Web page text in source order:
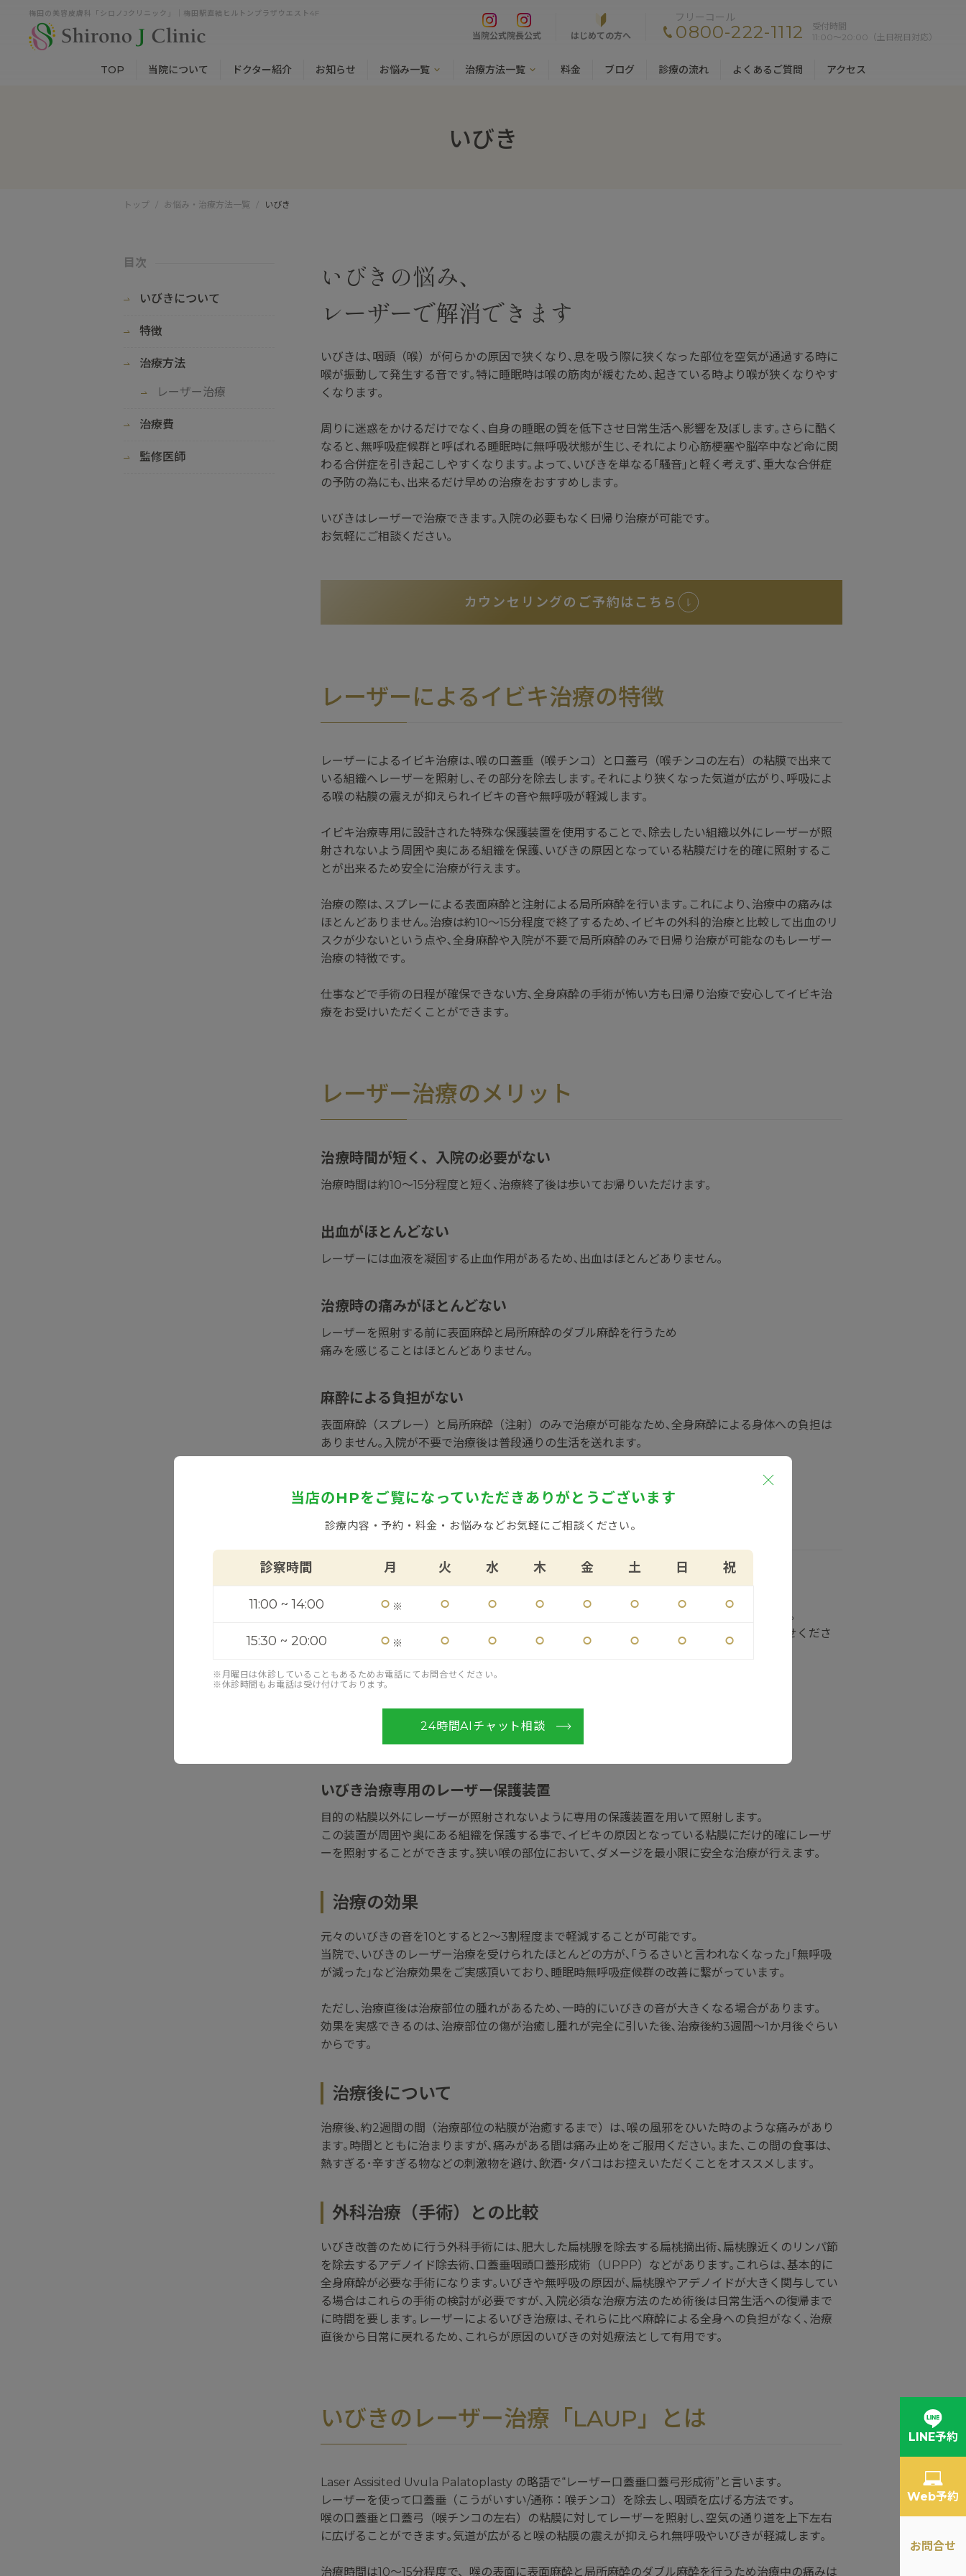
梅田の美容皮膚科「シロノJクリニック」｜梅田駅直結ヒルトンプラザウエスト4F
当院公式院長公式 はじめての方へ
フリーコール
0800-222-1112
受付時間
11:00〜20:00（土日祝日対応）
TOP 当院について ドクター紹介 お知らせ お悩み一覧 治療方法一覧 料金 ブログ 診療の流れ よくあるご質問 アクセス
いびき
トップ お悩み・治療方法一覧 いびき
目次
いびきについて
特徴
治療方法
レーザー治療
治療費
監修医師
いびきの悩み、
レーザーで解消できます
いびきは､咽頭（喉）が何らかの原因で狭くなり､息を吸う際に狭くなった部位を空気が通過する時に
喉が振動して発生する音です｡ 特に睡眠時は喉の筋肉が緩むため､起きている時より喉が狭くなりやす
くなります｡
周りに迷惑をかけるだけでなく､自身の睡眠の質を低下させ日常生活へ影響を及ぼします｡さらに酷く
なると､無呼吸症候群と呼ばれる睡眠時に無呼吸状態が生じ､それにより心筋梗塞や脳卒中など命に関
わる合併症を引き起こしやすくなります｡よって､いびきを単なる｢騒音｣と軽く考えず､重大な合併症
の予防の為にも､出来るだけ早めの治療をおすすめします｡
いびきはレーザーで治療できます｡ 入院の必要もなく日帰り治療が可能です｡
お気軽にご相談ください｡
カウンセリングのご予約はこちら
レーザーによるイビキ治療の特徴
レーザーによるイビキ治療は､喉の口蓋垂（喉チンコ）と口蓋弓（喉チンコの左右）の粘膜で出来て
いる組織へレーザーを照射し､その部分を除去します｡それにより狭くなった気道が広がり､呼吸によ
る喉の粘膜の震えが抑えられイビキの音や無呼吸が軽減します｡
イビキ治療専用に設計された特殊な保護装置を使用することで､除去したい組織以外にレーザーが照
射されないよう周囲や奥にある組織を保護､いびきの原因となっている粘膜だけを的確に照射するこ
とが出来るため安全に治療が行えます｡
治療の際は､スプレーによる表面麻酔と注射による局所麻酔を行います｡これにより､治療中の痛みは
ほとんどありません｡治療は約10～15分程度で終了するため､イビキの外科的治療と比較して出血のリ
スクが少ないという点や､全身麻酔や入院が不要で局所麻酔のみで日帰り治療が可能なのもレーザー
治療の特徴です｡
仕事などで手術の日程が確保できない方､全身麻酔の手術が怖い方も日帰り治療で安心してイビキ治
療をお受けいただくことができます｡
レーザー治療のメリット
治療時間が短く、入院の必要がない
治療時間は約10～15分程度と短く､治療終了後は歩いてお帰りいただけます｡
出血がほとんどない
レーザーには血液を凝固する止血作用があるため､出血はほとんどありません｡
治療時の痛みがほとんどない
レーザーを照射する前に表面麻酔と局所麻酔のダブル麻酔を行うため
痛みを感じることはほとんどありません｡
麻酔による負担がない
表面麻酔（スプレー）と局所麻酔（注射）のみで治療が可能なため､全身麻酔による身体への負担は
ありません｡入院が不要で治療後は普段通りの生活を送れます｡
シロノJクリニックのいびき治療
豊富な治療実績
当院の院長は､関西地区では有数の20年以上に渡るイビキのレーザー治療の経験があります｡
喉の治療はとてもデリケートで高度な技術を要します｡いびき治療は経験豊富な医師にお任せくださ
レーザー治療専門クリニックならではの確かな知識と経験に基づき､
患者様のご不安に配慮した治療を提供いたします｡
いびき治療専用のレーザー保護装置
目的の粘膜以外にレーザーが照射されないように専用の保護装置を用いて照射します｡
この装置が周囲や奥にある組織を保護する事で､イビキの原因となっている粘膜にだけ的確にレーザ
ーを照射することができます｡狭い喉の部位において､ダメージを最小限に安全な治療が行えます｡
治療の効果
元々のいびきの音を10とすると2～3割程度まで軽減することが可能です｡
当院で､いびきのレーザー治療を受けられたほとんどの方が､｢うるさいと言われなくなった｣｢無呼吸
が減った｣など治療効果をご実感頂いており､睡眠時無呼吸症候群の改善に繋がっています｡
ただし､治療直後は治療部位の腫れがあるため､一時的にいびきの音が大きくなる場合があります｡
効果を実感できるのは､治療部位の傷が治癒し腫れが完全に引いた後､治療後約3週間～1か月後ぐらい
からです｡
治療後について
治療後､約2週間の間（治療部位の粘膜が治癒するまで）は､喉の風邪をひいた時のような痛みがあり
ます｡時間とともに治まりますが､痛みがある間は痛み止めをご服用ください｡また､この間の食事は､
熱すぎる･辛すぎる物などの刺激物を避け､飲酒･タバコはお控えいただくことをオススメします｡
外科治療（手術）との比較
いびき改善のために行う外科手術には､肥大した扁桃腺を除去する扁桃摘出術､扁桃腺近くのリンパ節
を除去するアデノイド除去術､口蓋垂咽頭口蓋形成術（UPPP）などがあります｡これらは､基本的に
全身麻酔が必要な手術になります｡いびきや無呼吸の原因が､扁桃腺やアデノイドが大きく関与してい
る場合はこれらの手術の検討が必要ですが､入院必須な治療方法のため術後は日常生活への復帰まで
に時間を要します｡レーザーによるいびき治療は､それらに比べ麻酔による全身への負担がなく､治療
直後から日常に戻れるため､これらが原因のいびきの対処療法として有用です｡
いびきのレーザー治療 「LAUP」とは
Laser Assisited Uvula Palatoplasty の略語で“レーザー口蓋垂口蓋弓形成術”と言います｡
レーザーを使って口蓋垂（こうがいすい/通称：喉チンコ）を除去し､咽頭を広げる方法です｡
喉の口蓋垂と口蓋弓（喉チンコの左右）の粘膜に対してレーザーを照射し､空気の通り道を上下左右
に広げることができます｡気道が広がると喉の粘膜の震えが抑えられ無呼吸やいびきが軽減します｡
治療時間は10～15分程度で、喉の表面に表面麻酔と局所麻酔のダブル麻酔を行うため治療中の痛みは
LINE予約
Web予約
お問合せ
当店のHPをご覧になっていただきありがとうございます
診療内容・予約・料金・お悩みなどお気軽にご相談ください。
診察時間 月 火 水 木 金 土 日 祝
11:00 ~ 14:00 ⚪︎ ※ ⚪︎ ⚪︎ ⚪︎ ⚪︎ ⚪︎ ⚪︎ ⚪︎
15:30 ~ 20:00 ⚪︎ ※ ⚪︎ ⚪︎ ⚪︎ ⚪︎ ⚪︎ ⚪︎ ⚪︎
※月曜日は休診していることもあるためお電話にてお問合せください。
※休診時間もお電話は受け付けております。
24時間AIチャット相談